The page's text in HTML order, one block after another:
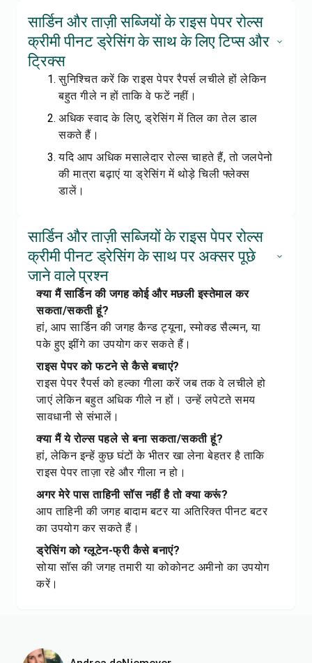
सार्डिन और ताज़ी सब्जियों के राइस पेपर रोल्स
क्रीमी पीनट ड्रेसिंग के साथ के लिए टिप्स और
ट्रिक्स
सुनिश्चित करें कि राइस पेपर रैपर्स लचीले हों लेकिन
बहुत गीले न हों ताकि वे फटें नहीं।
अधिक स्वाद के लिए, ड्रेसिंग में तिल का तेल डाल
सकते हैं।
यदि आप अधिक मसालेदार रोल्स चाहते हैं, तो जलपेनो
की मात्रा बढ़ाएं या ड्रेसिंग में थोड़े चिली फ्लेक्स
डालें।
सार्डिन और ताज़ी सब्जियों के राइस पेपर रोल्स
क्रीमी पीनट ड्रेसिंग के साथ पर अक्सर पूछे
जाने वाले प्रश्न
क्या मैं सार्डिन की जगह कोई और मछली इस्तेमाल कर
सकता/सकती हूं?
हां, आप सार्डिन की जगह कैन्ड ट्यूना, स्मोक्ड सैल्मन, या
पके हुए झींगे का उपयोग कर सकते हैं।
राइस पेपर को फटने से कैसे बचाएं?
राइस पेपर रैपर्स को हल्का गीला करें जब तक वे लचीले हो
जाएं लेकिन बहुत अधिक गीले न हों। उन्हें लपेटते समय
सावधानी से संभालें।
क्या मैं ये रोल्स पहले से बना सकता/सकती हूं?
हां, लेकिन इन्हें कुछ घंटों के भीतर खा लेना बेहतर है ताकि
राइस पेपर ताज़ा रहे और गीला न हो।
अगर मेरे पास ताहिनी सॉस नहीं है तो क्या करूं?
आप ताहिनी की जगह बादाम बटर या अतिरिक्त पीनट बटर
का उपयोग कर सकते हैं।
ड्रेसिंग को ग्लूटेन-फ्री कैसे बनाएं?
सोया सॉस की जगह तमारी या कोकोनट अमीनो का उपयोग
करें।